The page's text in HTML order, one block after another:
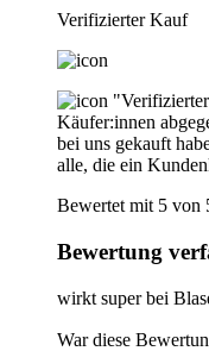
Verifizierter Kauf
Käufer:innen
bei uns gekauft
alle, die ein
Bewertet mit 5 von
Bewertung
wirkt super bei
War diese